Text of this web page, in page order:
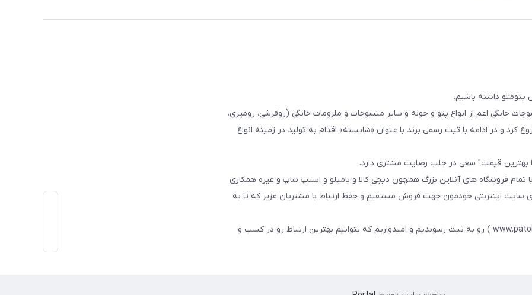
پتومتو داشته باشیم.
از سال 1393در زمینه فروش منسوجات خانگی اعم از انواع پتو و حوله و سایر منسوجات و ملزومات خانگی (روفرشی، رومیزی،
و در ادامه با ثبت رسمی برند با عنوان «شایسته» اقدام به تولید در زمینه انواع
بهترین قیمت" سعی در جلب رضایت مشتری دارد.
فروشگاه های آنلاین بزرگ همچون دیجی کالا و بامیلو و اسنپ شاپ و غیره همکاری
سایت اینترنتی خودمون جهت فروش مستقیم و حفظ ارتباط با مشتریان عزیز که تا به
در همین راستا سایت خودمون با عنوان فارسی : پتومتو ( www.patomato.ir ) رو به ثبت رسوندیم و امیدواریم که بتوانیم بهترین ارتباط رو در کسب و